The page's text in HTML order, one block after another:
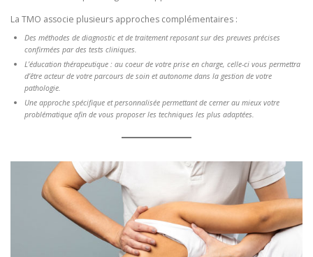
La TMO associe plusieurs approches complémentaires :
Des méthodes de diagnostic et de traitement reposant sur des preuves précises
confirmées par des tests cliniques.
L’éducation thérapeutique : au coeur de votre prise en charge, celle-ci vous permettra
d’être acteur de votre parcours de soin et autonome dans la gestion de votre
pathologie.
Une approche spécifique et personnalisée permettant de cerner au mieux votre
problématique afin de vous proposer les techniques les plus adaptées.